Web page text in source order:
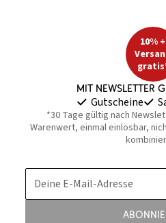
10% +
Mit Newsletter
Gutscheine
*30 Tage gültig nach
Warenwert, einmal einlösbar,
Deine E-Mail-Adresse